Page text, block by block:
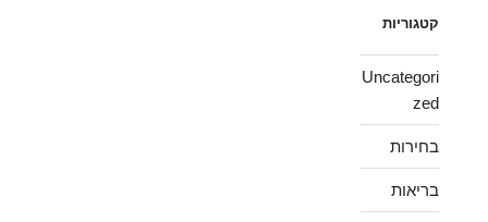
קטגוריות
Uncategori
zed
בחירות
בריאות